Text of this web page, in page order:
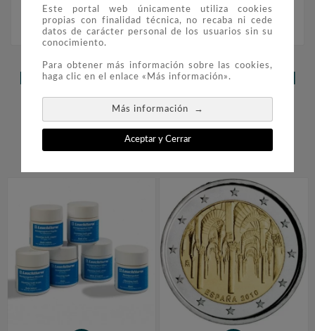
Este portal web únicamente utiliza cookies
propias con finalidad técnica, no recaba ni cede
datos de carácter personal de los usuarios sin su
conocimiento.
Para obtener más información sobre las cookies,
haga clic en el enlace «Más información».
Más información →
Aceptar y Cerrar
LOS CLIENTES QUE ADQUIRIERON
ESTE PRODUCTO TAMBIÉN
COMPRARON:
 